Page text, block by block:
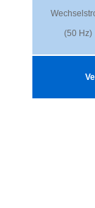
(50 Hz)